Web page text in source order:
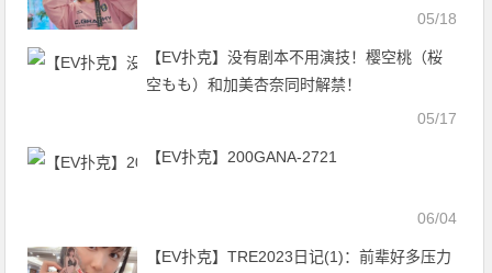
05/18
【EV扑克】没有剧本不用演技！樱空桃（桜
空もも）和加美杏奈同时解禁！
05/17
【EV扑克】200GANA-2721
06/04
【EV扑克】TRE2023日记(1)：前辈好多压力